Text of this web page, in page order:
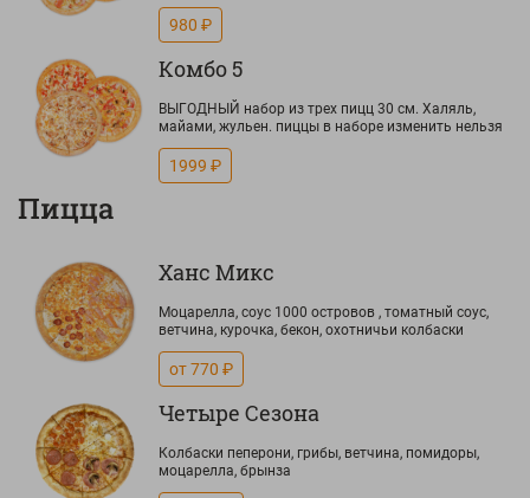
980 ₽
Комбо 5
ВЫГОДНЫЙ набор из трех пицц 30 см. Халяль,
майами, жульен. пиццы в наборе изменить нельзя
1999 ₽
Пицца
Ханс Микс
Моцарелла, соус 1000 островов , томатный соус,
ветчина, курочка, бекон, охотничьи колбаски
от 770 ₽
Четыре Сезона
Колбаски пеперони, грибы, ветчина, помидоры,
моцарелла, брынза